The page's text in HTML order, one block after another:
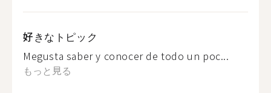
好きなトピック
Megusta saber y conocer de todo un poc...
もっと見る